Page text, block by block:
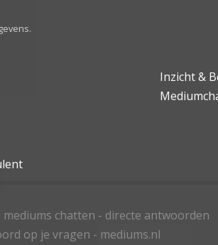
Inzicht &
chatten - directe antwoorden
op je vragen - mediums.nl